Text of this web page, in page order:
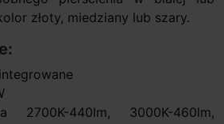
złoty, miedziany lub szary.
2700K-440lm, 3000K-460lm,